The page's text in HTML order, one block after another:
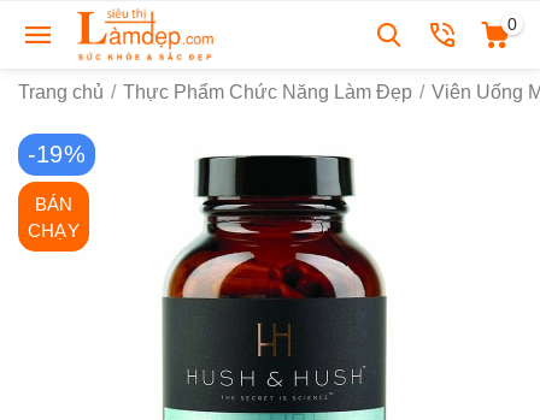
0
Trang chủ / Thực Phẩm Chức Năng Làm Đẹp / Viên Uống
-19%
BÁN
CHẠY